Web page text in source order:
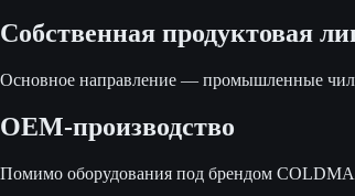
Собственная продуктовая
Основное направление — промышленные
OEM-производство
Помимо оборудования под брендом